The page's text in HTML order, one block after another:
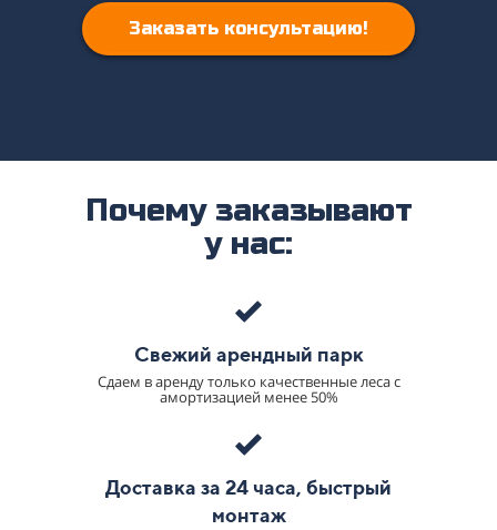
Заказать консультацию!
Почему заказывают
у нас:
Свежий арендный парк
Сдаем в аренду только качественные леса с
амортизацией менее 50%
Доставка за 24 часа, быстрый
монтаж